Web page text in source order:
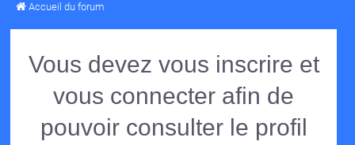
Accueil du forum
Vous devez vous inscrire et
vous connecter afin de
pouvoir consulter le profil